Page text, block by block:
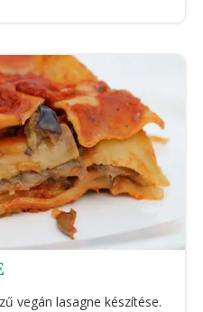
vegán lasagne készítése.